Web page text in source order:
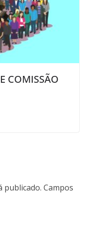
COMISSÃO
publicado. Campos